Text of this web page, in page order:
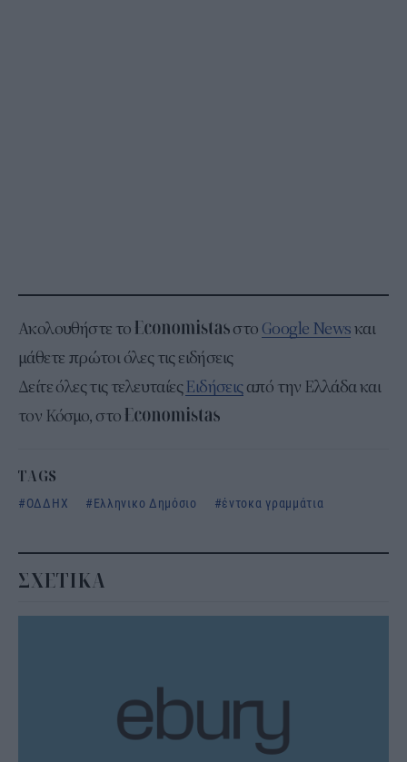
Ακολουθήστε το στο Google Newsκαι
μάθετε πρώτοι όλες τις ειδήσεις
Δείτε όλες τις τελευταίεςΕιδήσειςαπό την Ελλάδα και
τον Κόσμο, στο
TAGS
ΟΔΔΗΧ
Ελληνικο Δημόσιο έντοκα γραμμάτια
ΣΧΕΤΙΚΑ